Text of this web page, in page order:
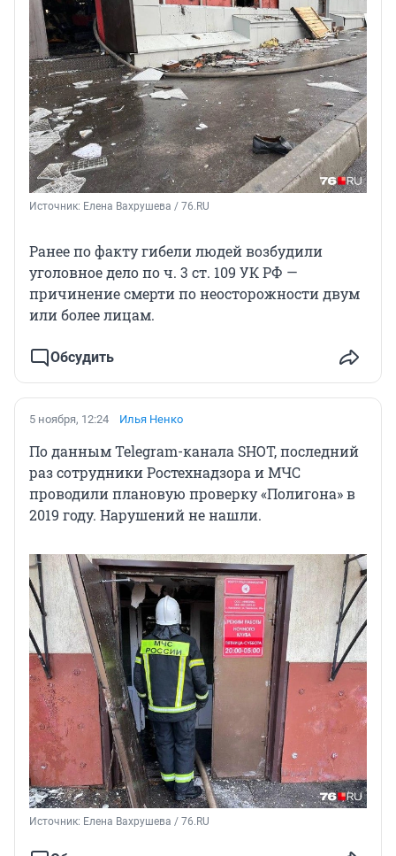
Источник: Елена Вахрушева / 76.RU
Ранее по факту гибели людей возбудили
уголовное дело по ч. 3 ст. 109 УК РФ —
причинение смерти по неосторожности двум
или более лицам.
Обсудить
5 ноября, 12:24 Илья Ненко
По данным Telegram-канала SHOT, последний
раз сотрудники Ростехнадзора и МЧС
проводили плановую проверку «Полигона» в
2019 году. Нарушений не нашли.
Источник: Елена Вахрушева / 76.RU